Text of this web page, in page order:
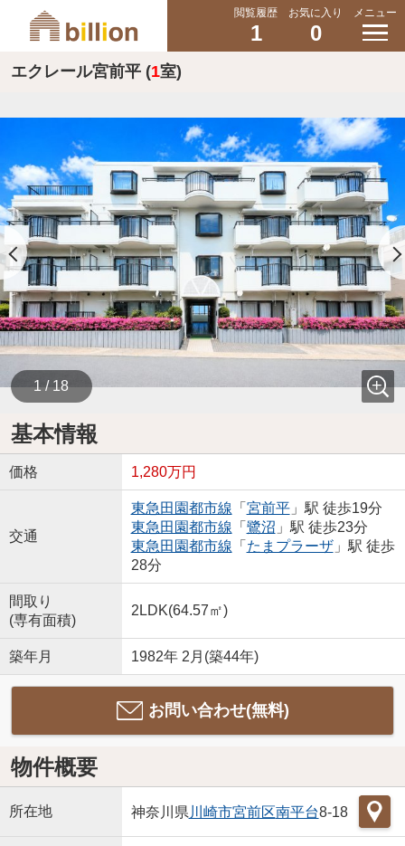
閲覧履歴
1
お気に入り
0
メニュー
エクレール宮前平 (1室)
1 / 18
基本情報
価格 1,280万円
交通
東急田園都市線 「 宮前平」駅 徒歩19分
東急田園都市線 「 鷺沼 」駅 徒歩23分
東急田園都市線 「 たまプラーザ」駅 徒歩
28分
間取り
(専有面積)
2LDK(64.57㎡)
築年月 1982年 2月(築44年)
お問い合わせ(無料)
物件概要
所在地 神奈川県 川崎市宮前区南平台8-18